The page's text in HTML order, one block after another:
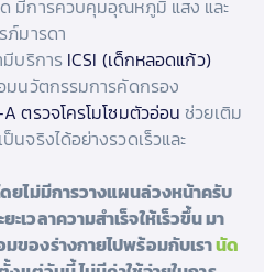
มีการควบคุมอุณหภูมิ แสง และ
ภ์มารดา
มีบริการ ICSI (เด็กหลอดแก้ว)
นวัตกรรมการคัดกรอง
A ตรวจโครโมโซมตัวอ่อน ช่วยเติม
นจริงได้อย่างรวดเร็วและ
ยไม่มีการวางแผนล่วงหน้าครับ
เวลาความสำเร็จให้เร็วขึ้น มา
ของร่างกายไปพร้อมกับเรานัด